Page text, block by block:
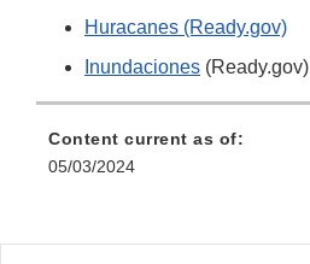
Huracanes (Ready.gov)
Inundaciones (Ready.gov)
Content current as of:
05/03/2024